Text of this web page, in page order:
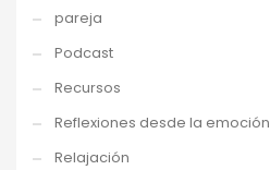
pareja
Podcast
Recursos
Reflexiones desde la emoción
Relajación